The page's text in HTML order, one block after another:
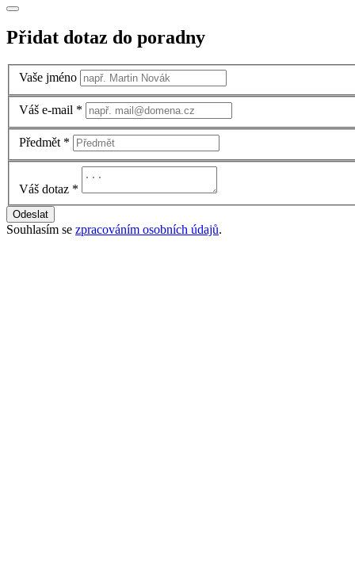
Přidat dotaz do poradny
Vaše jméno
Váš e-mail *
Předmět *
Váš dotaz *
Odeslat
Souhlasím se zpracováním osobních údajů.